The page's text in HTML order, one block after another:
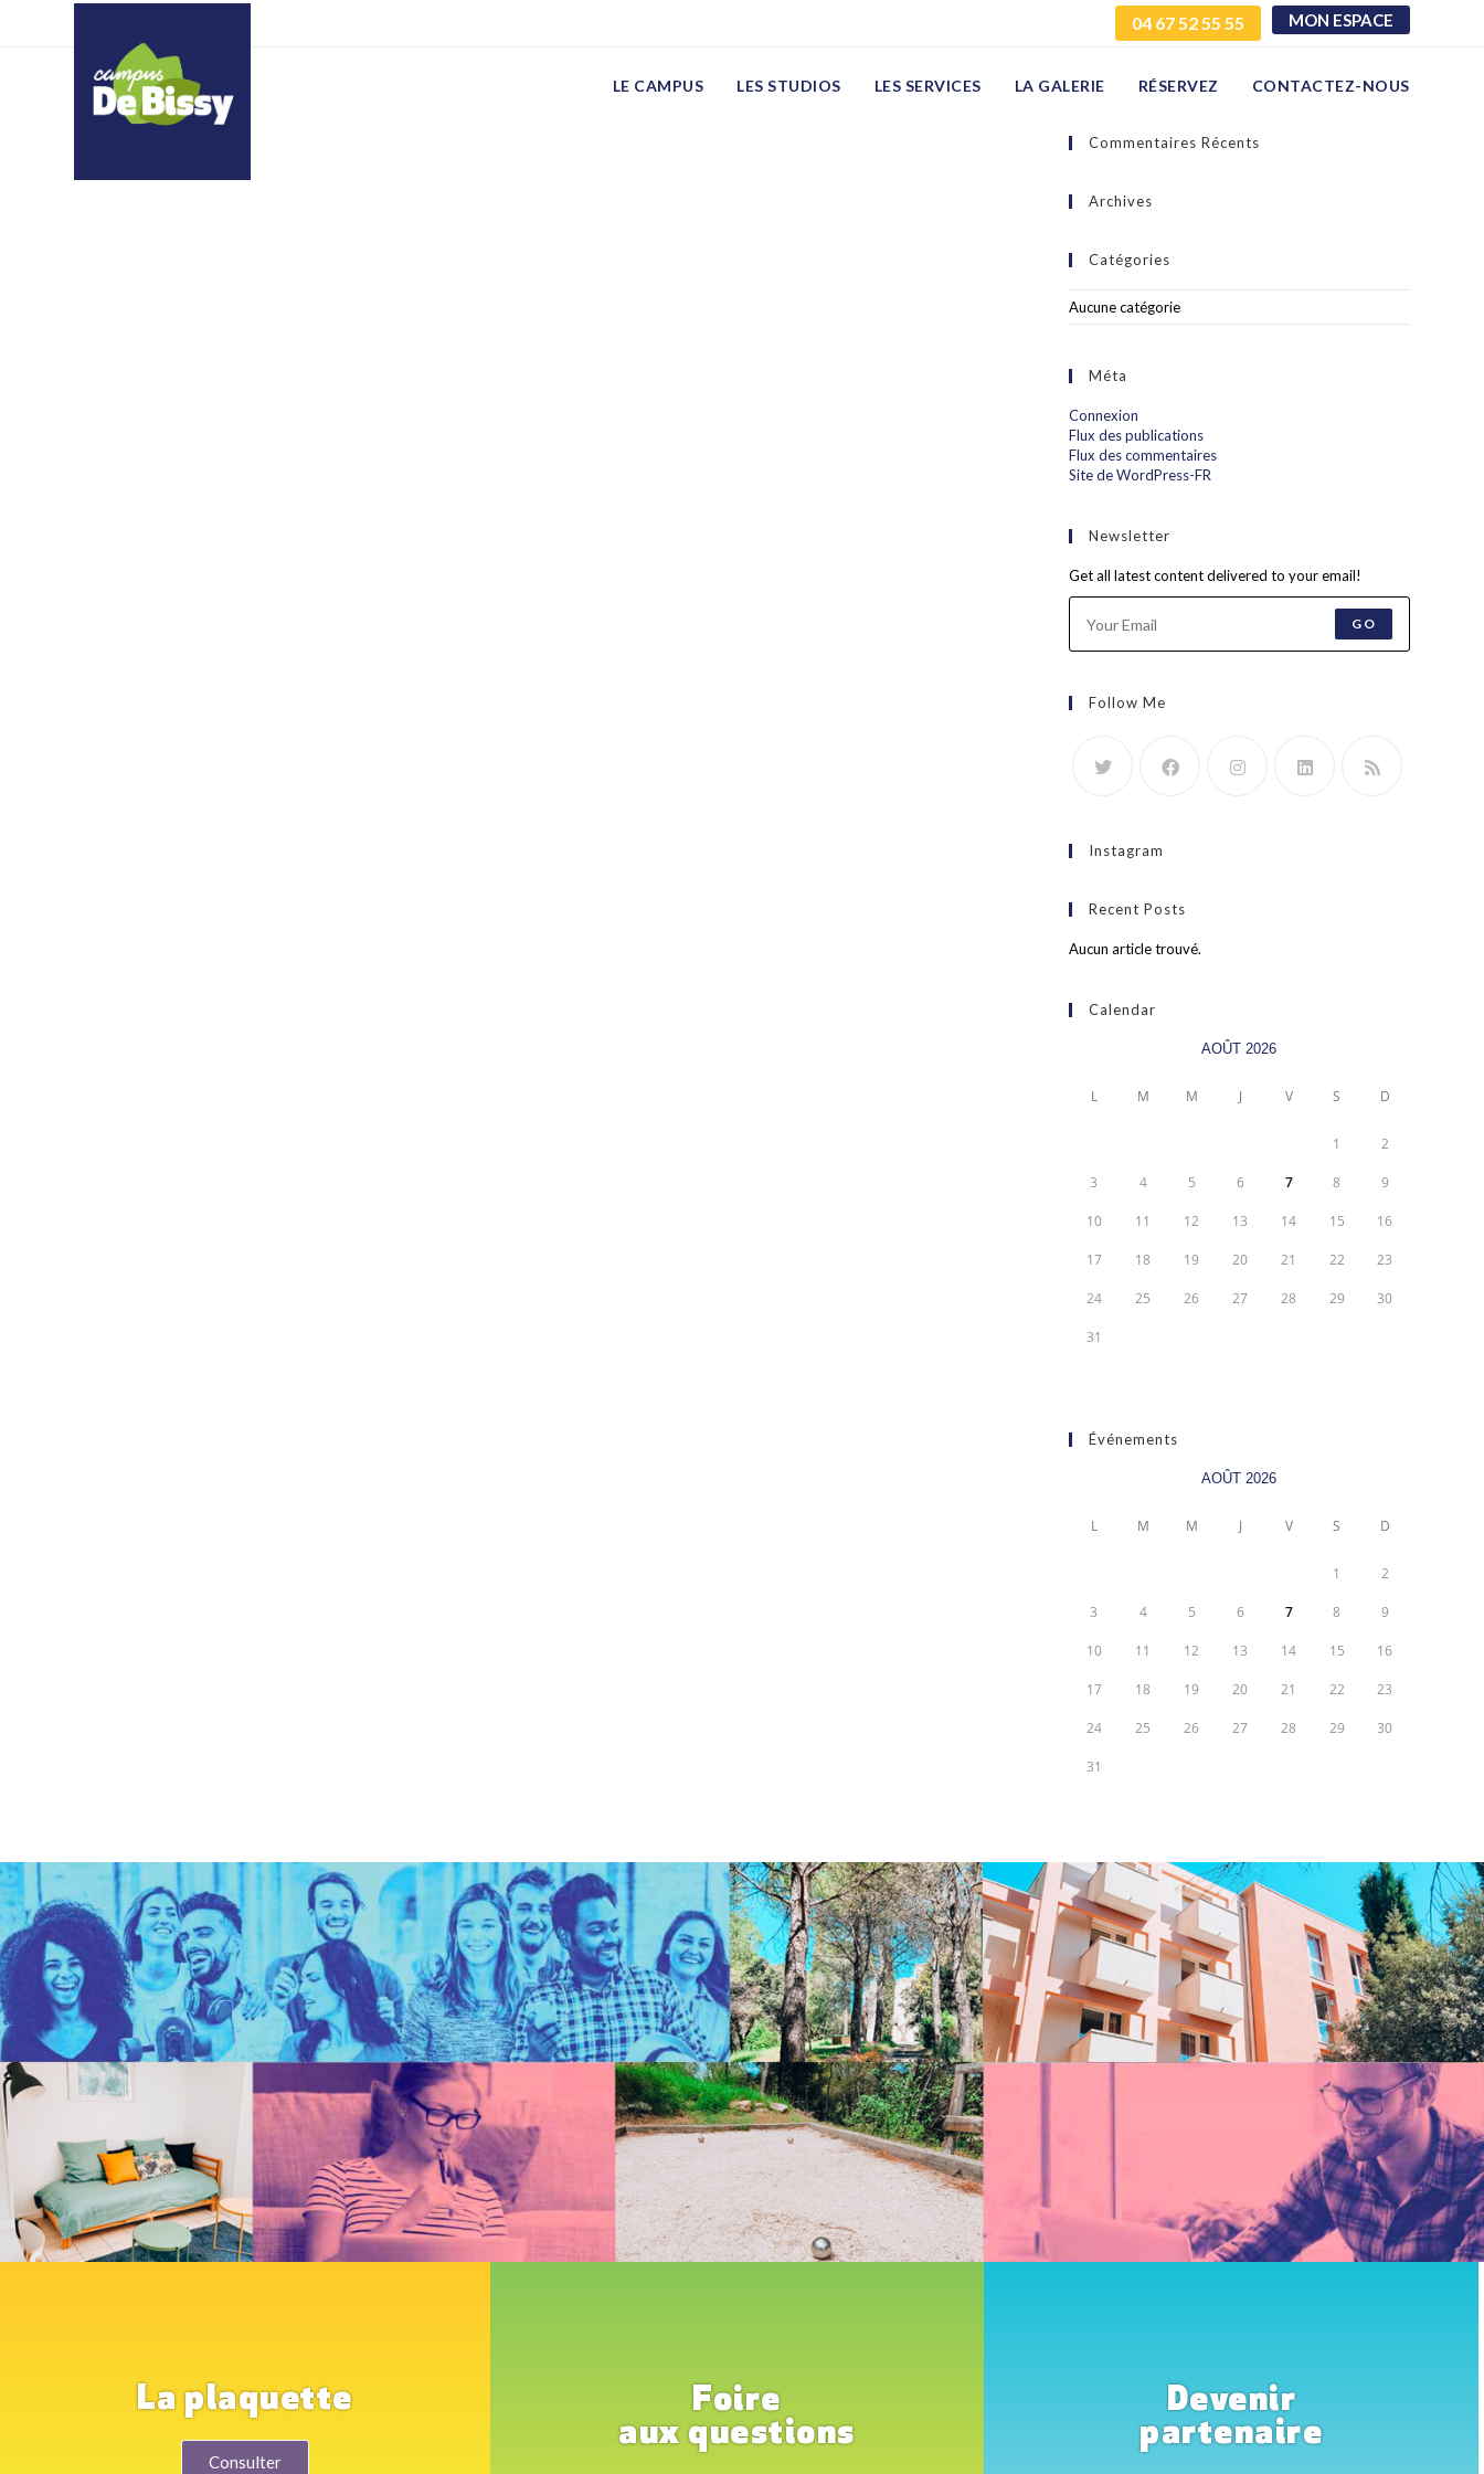
04 67 52 55 55 MON ESPACE
LE CAMPUS LES STUDIOS LES SERVICES LA GALERIE RÉSERVEZ CONTACTEZ-NOUS
TRojeitsUrMdduyAUy zWEiRzJWHlSTIouAOHeI
Commentaires Récents
Archives
Catégories
Aucune catégorie
Méta
Connexion
Flux des publications
Flux des commentaires
Site de WordPress-FR
Newsletter
Get all latest content delivered to your email!
GO
Follow Me
Instagram
Recent Posts
Aucun article trouvé.
Calendar
AOÛT 2026
L M M J V S D
1 2
3 4 5 6 7 8 9
10 11 12 13 14 15 16
17 18 19 20 21 22 23
24 25 26 27 28 29 30
31
Événements
AOÛT 2026
L M M J V S D
1 2
3 4 5 6 7 8 9
10 11 12 13 14 15 16
17 18 19 20 21 22 23
24 25 26 27 28 29 30
31
La plaquette
Consulter
Foire
aux questions
Devenir
partenaire